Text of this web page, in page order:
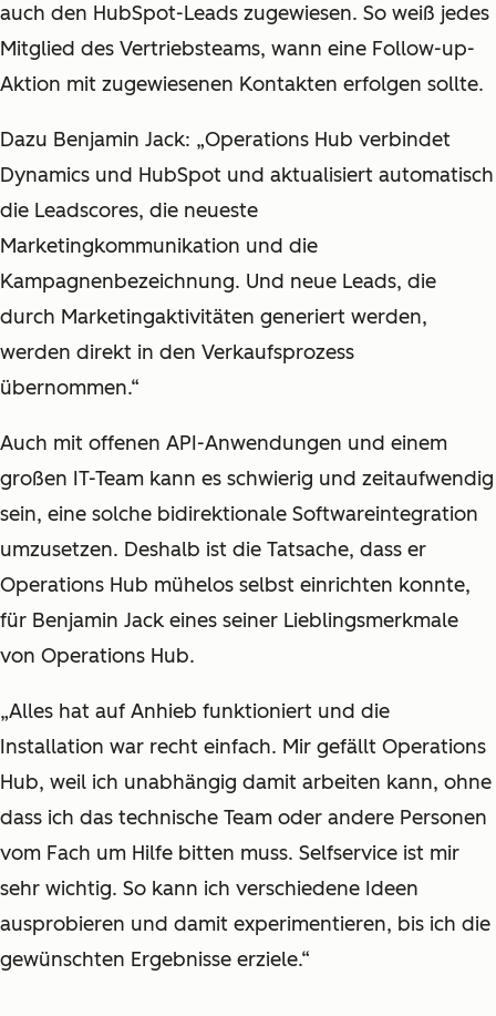
auch den HubSpot-Leads zugewiesen. So weiß jedes
Mitglied des Vertriebsteams, wann eine Follow-up-
Aktion mit zugewiesenen Kontakten erfolgen sollte.
Dazu Benjamin Jack: „Operations Hub verbindet
Dynamics und HubSpot und aktualisiert automatisch
die Leadscores, die neueste
Marketingkommunikation und die
Kampagnenbezeichnung. Und neue Leads, die
durch Marketingaktivitäten generiert werden,
werden direkt in den Verkaufsprozess
übernommen.“
Auch mit offenen API-Anwendungen und einem
großen IT-Team kann es schwierig und zeitaufwendig
sein, eine solche bidirektionale Softwareintegration
umzusetzen. Deshalb ist die Tatsache, dass er
Operations Hub mühelos selbst einrichten konnte,
für Benjamin Jack eines seiner Lieblingsmerkmale
von Operations Hub.
„Alles hat auf Anhieb funktioniert und die
Installation war recht einfach. Mir gefällt Operations
Hub, weil ich unabhängig damit arbeiten kann, ohne
dass ich das technische Team oder andere Personen
vom Fach um Hilfe bitten muss. Selfservice ist mir
sehr wichtig. So kann ich verschiedene Ideen
ausprobieren und damit experimentieren, bis ich die
gewünschten Ergebnisse erziele.“